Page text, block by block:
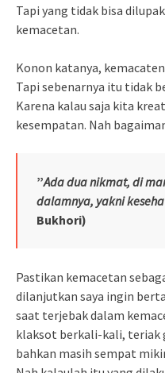
Tapi yang tidak bisa
kemacetan.
Konon katanya,
Tapi sebenarnya itu tidak
Karena kalau saja kita
kesempatan. Nah
”Adadua nikmat, di
dalamnya, yakni
Bukhori)
Pastikan kemacetan
dilanjutkan saya ingin
saat terjebak dalam
klaksot berkali-kali, teriak
bahkan masih sempat